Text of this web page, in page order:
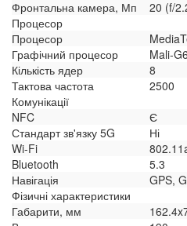
Фронтальна камера, Мп
20 (f/
Процесор
Процесор
Графічний процесор
Mali-
Кількість ядер
8
Тактова частота
2500
Комунікації
NFC
Є
Стандарт зв'язку 5G
Ні
Wi-Fi
Bluetooth
5.3
Навігація
GPS,
Фізичні характеристики
Габарити, мм